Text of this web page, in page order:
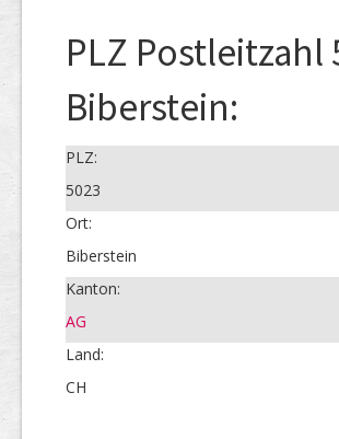
PLZ Postleitzahl
Biberstein:
PLZ:
5023
Ort:
Biberstein
Kanton:
AG
Land:
CH